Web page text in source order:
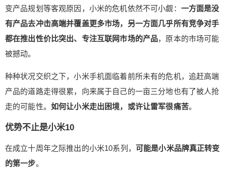
变产品规划等客观原因，小米的危机依然不可小觑： 一方面是没
有产品去冲击高端并覆盖更多市场，另一方面几乎所有竞争对手
都在推出性价比突出、专注互联网市场的产品，原本的市场可能
被撼动。
种种状况交织之下，小米手机面临着前所未有的危机，追赶高端
产品的道路走得很累，向来属于自己的一亩三分地也有了被人抢
走的可能性。 如何让小米走出困境，或许让雷军很痛苦。
优势不止是小米10
在成立十周年之际推出的小米10系列， 可能是小米品牌真正转变
的第一步。
务的影响，在新收入来源的支撑下，小米也能更轻
松的姿态去挑战手机市场。 全新小米品牌即将到来
我们大胆预测，今后的小米有望成为融合了人工智
能体验与智能家居的高端手机品牌。脱离定价和成
本约束之后，小米数字系列和MIX系列将全面对标
MIUI优势的小米手机将再放光彩。 小米还需要一系
列的转变，比如更针对化的营销策略。小米一直以
来打出的产品形象，能有效触及的消费者群体并不
换句话说，从2011年开始认识的小米手机已经不复
存在，现在看到的只是还叫这名字的新品牌。 当
然，最好的助燃剂还是产品。帮助华为站上高端市
场，在中国扩大消费者群体的Mate系列和P系列手